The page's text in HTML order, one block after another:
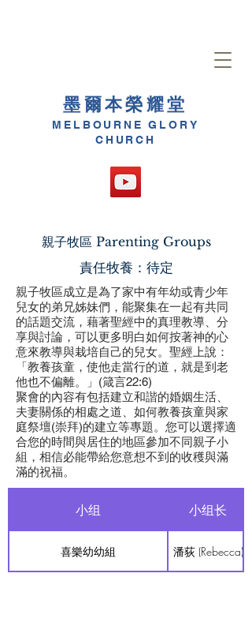
墨爾本榮耀堂
MELBOURNE GLORY
CHURCH
M
G
C
親子牧區 Parenting Groups
責任牧養：待定
親子牧區成立是為了家中有年幼或青少年
兒女的弟兄姊妹們，能聚集在一起有共同
的話題交流，藉著聖經中的真理教導、分
享與討論，可以更多明白如何按著神的心
意來教導與栽培自己的兒女。聖經上說：
「教養孩童，使他走當行的道，就是到老
他也不偏離。」(箴言22:6)
聚會的內容有包括建立和諧的婚姻生活、
夫妻關係的相處之道、如何教養孩童與家
庭祭壇(崇拜)的建立等專題。您可以選擇適
合您的時間與居住的地區參加不同親子小
組，相信必能帶給您意想不到的收穫與滿
滿的祝福。
小组 小组长
喜樂幼幼組 潘荻 (Rebecca)